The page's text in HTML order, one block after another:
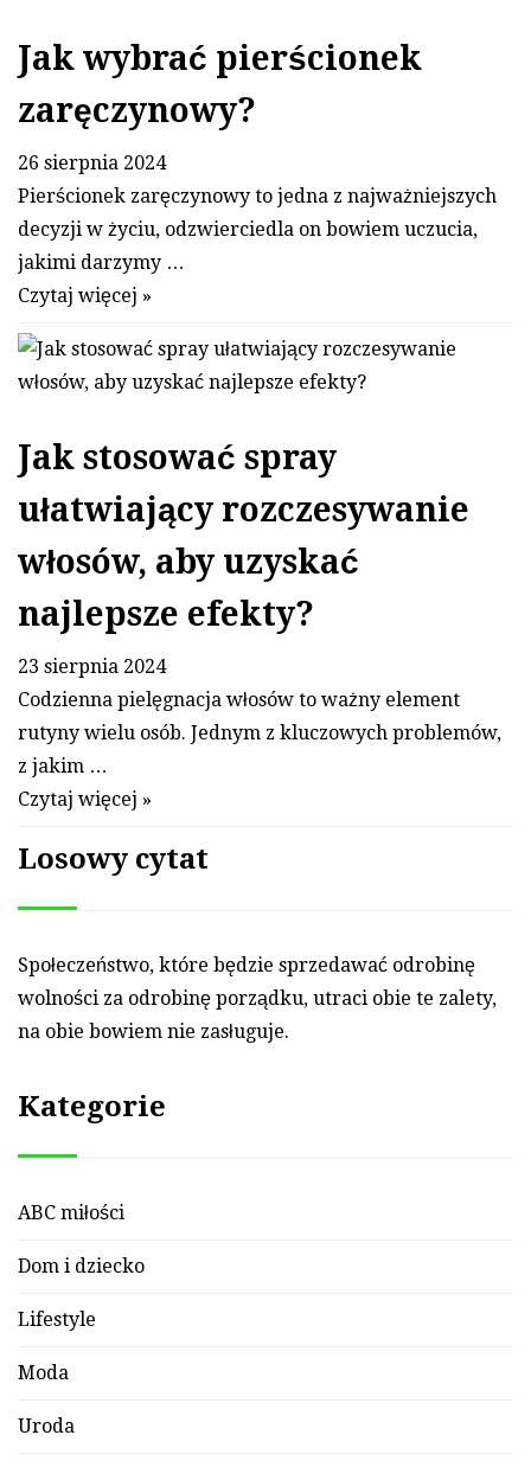
Jak wybrać pierścionek
zaręczynowy?
26 sierpnia 2024
Pierścionek zaręczynowy to jedna z najważniejszych
decyzji w życiu, odzwierciedla on bowiem uczucia,
jakimi darzymy …
Czytaj więcej »
Jak stosować spray
ułatwiający rozczesywanie
włosów, aby uzyskać
najlepsze efekty?
23 sierpnia 2024
Codzienna pielęgnacja włosów to ważny element
rutyny wielu osób. Jednym z kluczowych problemów,
z jakim …
Czytaj więcej »
Losowy cytat
Społeczeństwo, które będzie sprze­dawać od­ro­binę
wol­ności za od­ro­binę porządku, ut­ra­ci obie te za­lety,
na obie bo­wiem nie zasługuje.
Kategorie
ABC miłości
Dom i dziecko
Lifestyle
Moda
Uroda